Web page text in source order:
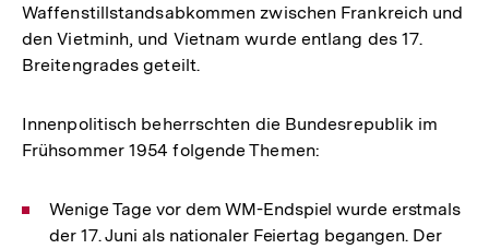
Waffenstillstandsabkommen zwischen Frankreich und
den Vietminh, und Vietnam wurde entlang des 17.
Breitengrades geteilt.
Innenpolitisch beherrschten die Bundesrepublik im
Frühsommer 1954 folgende Themen:
Wenige Tage vor dem WM-Endspiel wurde erstmals
der 17. Juni als nationaler Feiertag begangen. Der